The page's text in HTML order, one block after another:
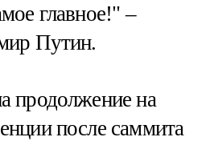
главное!" –
Путин.
продолжение на
после саммита